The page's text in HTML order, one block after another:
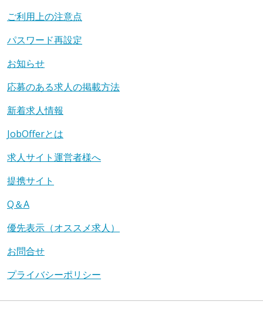
ご利用上の注意点
パスワード再設定
お知らせ
応募のある求人の掲載方法
新着求人情報
JobOfferとは
求人サイト運営者様へ
提携サイト
Q＆A
優先表示（オススメ求人）
お問合せ
プライバシーポリシー